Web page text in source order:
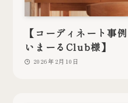
【コーディネート事
いまーるClub様】
2026年2月10日